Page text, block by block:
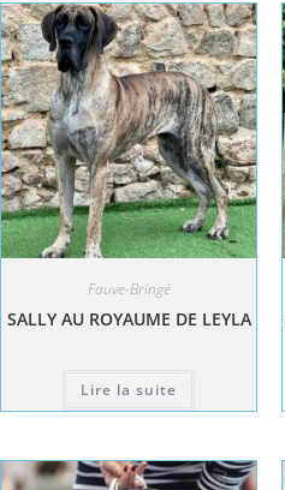
Fauve-Bringé
SALLY AU ROYAUME DE LEYLA
Lire la suite